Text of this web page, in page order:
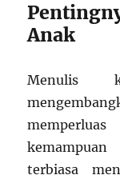
Anak
Menulis
terbiasa